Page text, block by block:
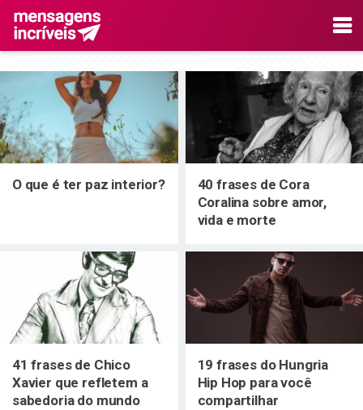
O que é ter paz interior?
40 frases de Cora
Coralina sobre amor,
vida e morte
41 frases de Chico
Xavier que refletem a
sabedoria do mundo
19 frases do Hungria
Hip Hop para você
compartilhar